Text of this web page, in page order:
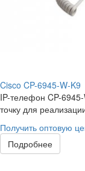
Cisco CP-6945-W-K9
IP-телефон CP-
точку для
Получить оптовую
Подробнее